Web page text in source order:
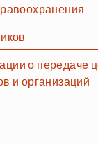
о передаче
и организаций